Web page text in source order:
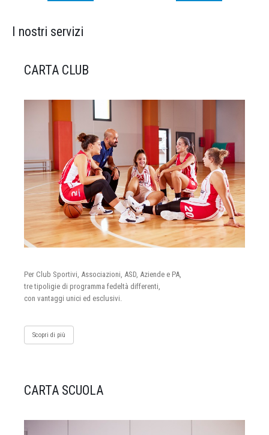
I nostri servizi
CARTA CLUB
Per Club Sportivi, Associazioni, ASD, Aziende e PA,
tre tipoligie di programma fedeltà differenti,
con vantaggi unici ed esclusivi.
Scopri di più
CARTA SCUOLA